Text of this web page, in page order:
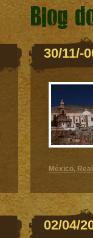
Blog
30/11/-
México,
02/04/